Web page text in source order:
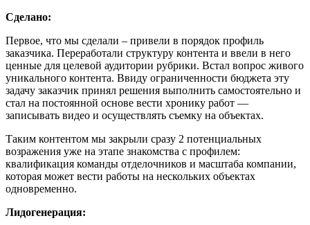
Сделано:
Первое, что мы сделали – привели в порядок профиль
заказчика. Переработали структуру контента и ввели в него
ценные для целевой аудитории рубрики. Встал вопрос живого
уникального контента. Ввиду ограниченности бюджета эту
задачу заказчик принял решения выполнить самостоятельно и
стал на постоянной основе вести хронику работ —
записывать видео и осуществлять съемку на объектах.
Таким контентом мы закрыли сразу 2 потенциальных
возражения уже на этапе знакомства с профилем:
квалификация команды отделочников и масштаба компании,
которая может вести работы на нескольких объектах
одновременно.
Лидогенерация: